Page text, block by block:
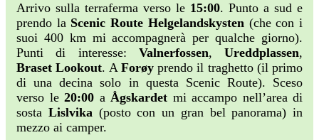
Arrivo sulla terraferma verso le 15:00. Punto a sud e
prendo la Scenic Route Helgelandskysten(che con i
suoi 400 km mi accompagnerà per qualche giorno).
Punti di interesse: Valnerfossen, Ureddplassen,
Braset Lookout. A Forøyprendo il traghetto (il primo
di una decina solo in questa Scenic Route). Sceso
verso le 20:00 a Ågskardet mi accampo nell’area di
sosta Lislvika(posto con un gran bel panorama) in
mezzo ai camper.